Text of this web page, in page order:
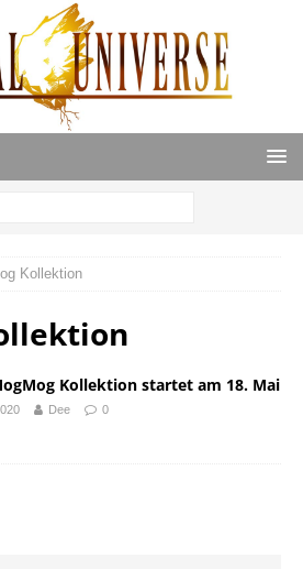
Kollektion
Kollektion startet am 18. Mai
Dee 0